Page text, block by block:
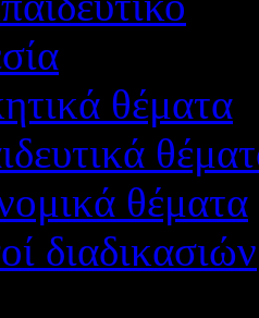
θέματα
θέματα
διαδικασιών